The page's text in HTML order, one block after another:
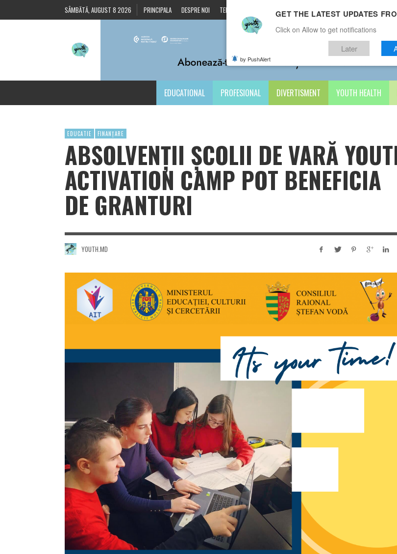
SÂMBĂTĂ, AUGUST 8 2026 PRINCIPALA DESPRE NOI TERMENI ȘI CONDIȚII CONTACTE
EDUCATIONAL PROFESIONAL DIVERTISMENT YOUTH HEALTH
EDUCATIE FINANȚARE
ABSOLVENȚII ȘCOLII DE VARĂ
ACTIVATION CAMP POT BENEFICIA
DE GRANTURI
YOUTH.MD
GET THE LATEST UPDATES
Click on Allow to get notifications
Later
by PushAlert